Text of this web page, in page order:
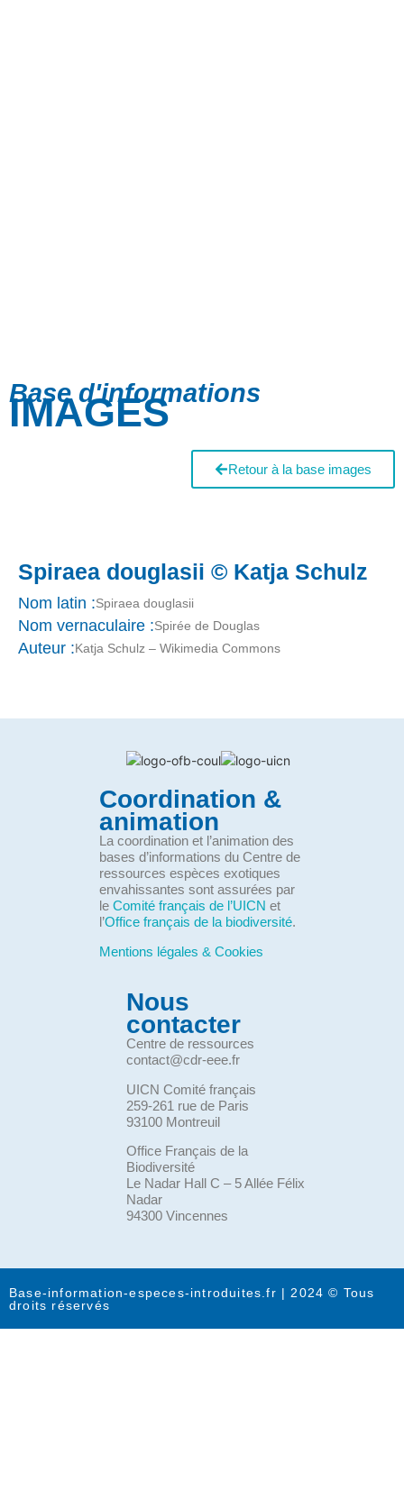
Base d'informations
IMAGES
Retour à la base images
Spiraea douglasii © Katja Schulz
Nom latin :Spiraea douglasii
Nom vernaculaire :Spirée de Douglas
Auteur :Katja Schulz – Wikimedia Commons
Coordination &
animation
La coordination et l’animation des
bases d’informations du Centre de
ressources espèces exotiques
envahissantes sont assurées par
le Comité français de l’UICN et
l’Office français de la biodiversité.
Mentions légales & Cookies
Nous
contacter
Centre de ressources
contact@cdr-eee.fr
UICN Comité français
259-261 rue de Paris
93100 Montreuil
Office Français de la
Biodiversité
Le Nadar Hall C – 5 Allée Félix
Nadar
94300 Vincennes
Base-information-especes-introduites.fr | 2024 © Tous
droits réservés